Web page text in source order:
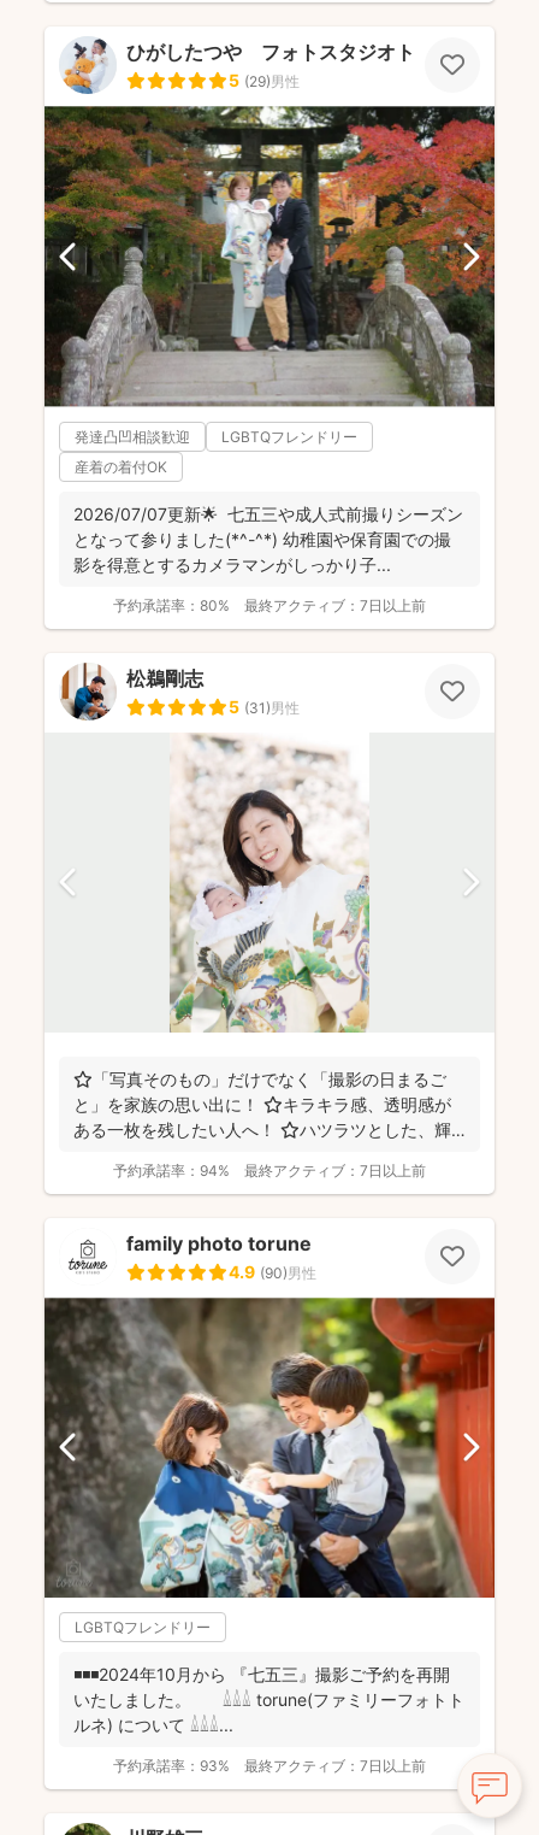
ひがしたつや フォトスタジオトワ
5 (29)男性
発達凸凹相談歓迎
LGBTQフレンドリー
産着の着付OK
2026/07/07更新🌟 七五三や成人式前撮りシーズン
となって参りました(*^-^*) 幼稚園や保育園での撮
影を得意とするカメラマンがしっかり子...
予約承諾率： 80% 最終アクティブ： 7日以上前
松鵜剛志
5 (31)男性
⭐️「写真そのもの」だけでなく「撮影の日まるご
と」を家族の思い出に！ ⭐️キラキラ感、透明感が
ある一枚を残したい人へ！ ⭐️ハツラツとした、輝
予約承諾率： 94% 最終アクティブ： 7日以上前
family photo torune
4.9 (90)男性
LGBTQフレンドリー
◾️◾️◾️2024年10月から 『七五三』撮影ご予約を再開
いたしました。 𓏙𓏙𓏙 torune(ファミリーフォトト
ルネ) について 𓏙𓏙𓏙...
予約承諾率： 93% 最終アクティブ： 7日以上前